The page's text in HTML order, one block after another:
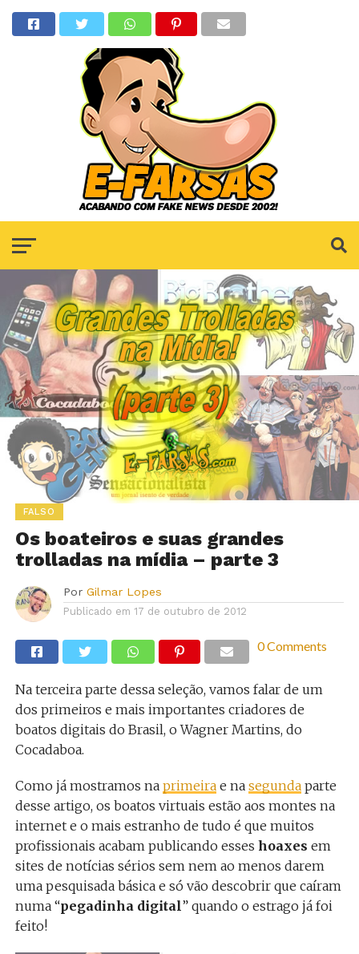
FALSO
Os boateiros e suas grandes
trolladas na mídia – parte 3
Por Gilmar Lopes
Publicado em 17 de outubro de 2012
0 Comments
Na terceira parte dessa seleção, vamos falar de um
dos primeiros e mais importantes criadores de
boatos digitais do Brasil, o Wagner Martins, do
Cocadaboa.
Como já mostramos na primeirae na segundaparte
desse artigo, os boatos virtuais estão aos montes na
internet e o mais estranho de tudo é que muitos
profissionais acabam publicando esses hoaxes em
sites de notícias sérios sem nem ao menos darem
uma pesquisada básica e só vão descobrir que caíram
numa “pegadinha digital” quando o estrago já foi
feito!